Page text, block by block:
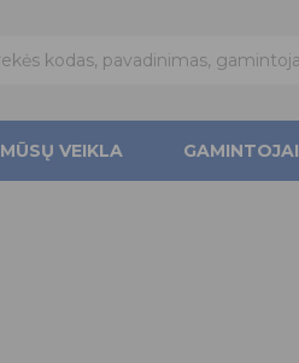
MŪSŲ VEIKLA GAMINTOJAI